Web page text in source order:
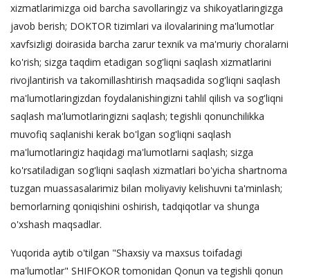
xizmatlarimizga oid barcha savollaringiz va shikoyatlaringizga
javob berish; DOKTOR tizimlari va ilovalarining ma'lumotlar
xavfsizligi doirasida barcha zarur texnik va ma'muriy choralarni
ko'rish; sizga taqdim etadigan sog'liqni saqlash xizmatlarini
rivojlantirish va takomillashtirish maqsadida sog'liqni saqlash
ma'lumotlaringizdan foydalanishingizni tahlil qilish va sog'liqni
saqlash ma'lumotlaringizni saqlash; tegishli qonunchilikka
muvofiq saqlanishi kerak bo'lgan sog'liqni saqlash
ma'lumotlaringiz haqidagi ma'lumotlarni saqlash; sizga
ko'rsatiladigan sog'liqni saqlash xizmatlari bo'yicha shartnoma
tuzgan muassasalarimiz bilan moliyaviy kelishuvni ta'minlash;
bemorlarning qoniqishini oshirish, tadqiqotlar va shunga
o'xshash maqsadlar.
Yuqorida aytib o'tilgan "Shaxsiy va maxsus toifadagi
ma'lumotlar" SHIFOKOR tomonidan Qonun va tegishli qonun